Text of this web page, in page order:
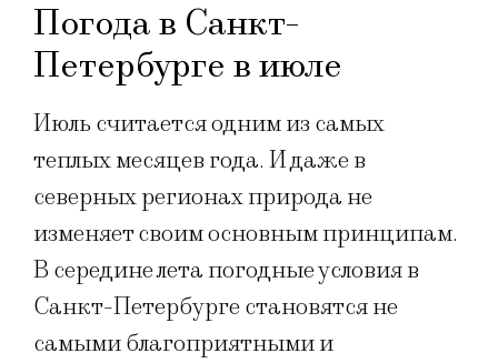
Погода в Санкт-
Петербурге в июле
Июль считается одним из самых
теплых месяцев года. И даже в
северных регионах природа не
изменяет своим основным принципам.
В середине лета погодные условия в
Санкт-Петербурге становятся не
самыми благоприятными и